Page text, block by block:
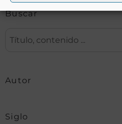
Buscar
Autor
Siglo